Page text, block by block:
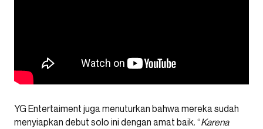
YG Entertaiment juga menuturkan bahwa mereka sudah
menyiapkan debut solo ini dengan amat baik. “Karena